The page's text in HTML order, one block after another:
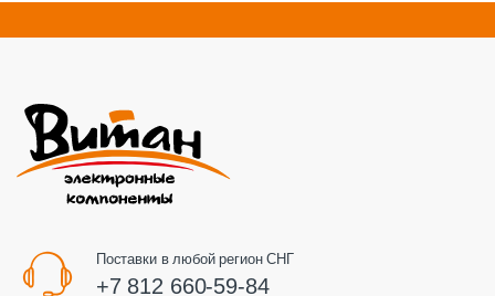
Поставки в любой регион СНГ
+7 812 660-59-84